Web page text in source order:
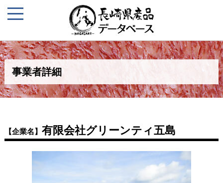
事業者詳細
【企業名】 有限会社グリーンティ五島